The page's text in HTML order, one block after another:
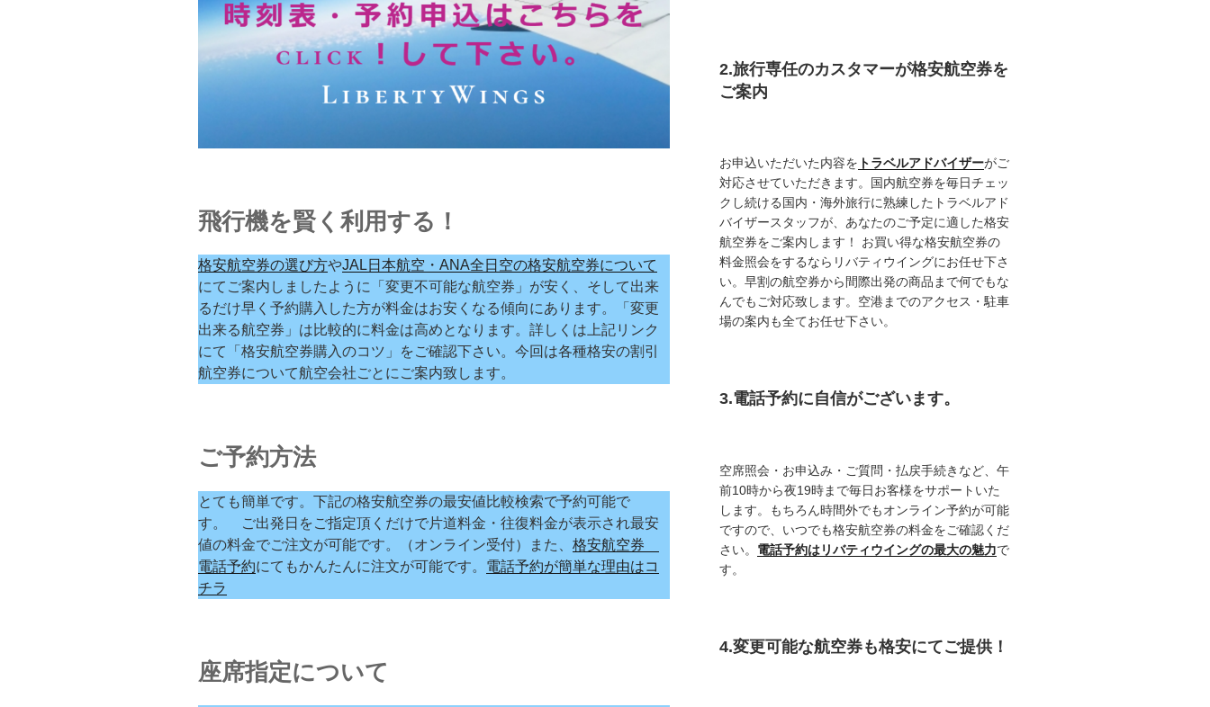
飛行機を賢く利用する！
格安航空券の選び方やJAL日本航空・ANA全日空の格安航空券について
にてご案内しましたように「変更不可能な航空券」が安く、そして出来
るだけ早く予約購入した方が料金はお安くなる傾向にあります。「変更
出来る航空券」は比較的に料金は高めとなります。詳しくは上記リンク
にて「格安航空券購入のコツ」をご確認下さい。今回は各種格安の割引
航空券について航空会社ごとにご案内致します。
ご予約方法
とても簡単です。下記の格安航空券の最安値比較検索で予約可能で
す。 ご出発日をご指定頂くだけで片道料金・往復料金が表示され最安
値の料金でご注文が可能です。（オンライン受付）また、 格安航空券
電話予約にてもかんたんに注文が可能です。 電話予約が簡単な理由はコ
チラ
座席指定について
2.旅行専任のカスタマーが格安航空券を
ご案内
お申込いただいた内容を トラベルアドバイザーがご
対応させていただきます。国内航空券を毎日チェッ
クし続ける国内・海外旅行に熟練したトラベルアド
バイザースタッフが、あなたのご予定に適した格安
航空券をご案内します！ お買い得な格安航空券の
料金照会をするならリバティウイングにお任せ下さ
い。早割の航空券から間際出発の商品まで何でもな
んでもご対応致します。空港までのアクセス・駐車
場の案内も全てお任せ下さい。
3.電話予約に自信がございます。
空席照会・お申込み・ご質問・払戻手続きなど、午
前10時から夜19時まで毎日お客様をサポートいた
します。もちろん時間外でもオンライン予約が可能
ですので、いつでも格安航空券の料金をご確認くだ
さい。 電話予約はリバティウイングの最大の魅力で
す。
4.変更可能な航空券も格安にてご提供！